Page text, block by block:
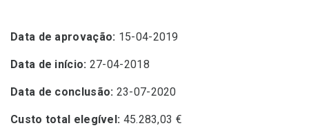
Data de aprovação: 15-04-2019
Data de início: 27-04-2018
Data de conclusão: 23-07-2020
Custo total elegível: 45.283,03 €